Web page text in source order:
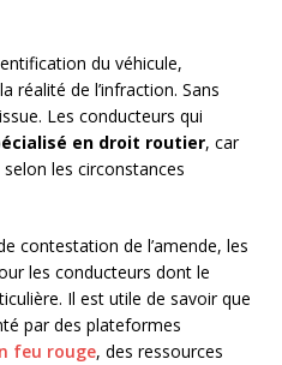
du véhicule,
réalité de l’infraction. Sans
Les conducteurs qui
en droit routier, car
les circonstances
contestation de l’amende, les
les conducteurs dont le
Il est utile de savoir que
par des plateformes
feu rouge, des ressources